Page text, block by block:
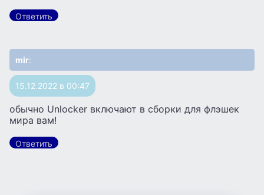
Ответить
mir:
15.12.2022 в 00:47
обычно Unlocker включают в сборки для флэшек
мира вам!
Ответить